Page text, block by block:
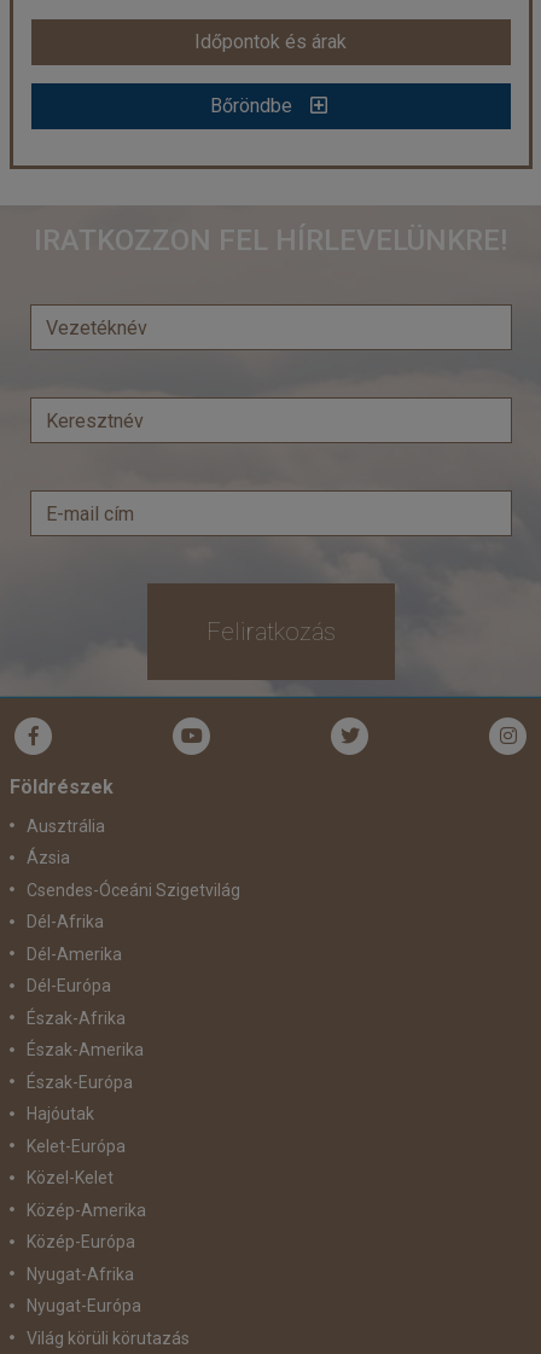
Időpontok és árak
Bőröndbe
Időpontok és árak
Bőröndbe
Város:Távol-keleti hajóutak
Időtartam:4 éj
már 509 €-tól (190.040 Ft)
Időpontok és árak
IRATKOZZON FEL HÍRLEVELÜNKRE!
Feliratkozás
Földrészek
Ausztrália
Ázsia
Csendes-Óceáni Szigetvilág
Dél-Afrika
Dél-Amerika
Dél-Európa
Észak-Afrika
Észak-Amerika
Észak-Európa
Hajóutak
Kelet-Európa
Közel-Kelet
Közép-Amerika
Közép-Európa
Nyugat-Afrika
Nyugat-Európa
Világ körüli körutazás